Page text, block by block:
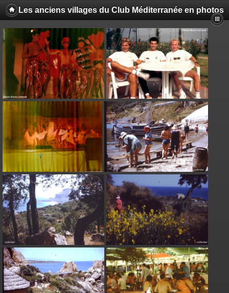
Les anciens villages du Club Méditerranée en photos